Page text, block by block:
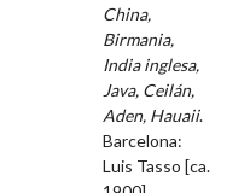
China,
Birmania,
India inglesa,
Java, Ceilán,
Aden, Hauaii.
Barcelona:
Luis Tasso [ca.